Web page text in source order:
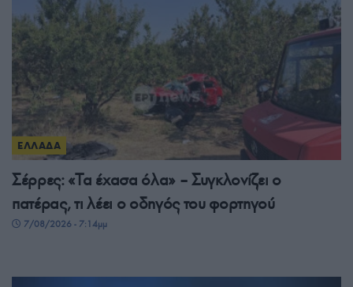
ΕΛΛΑΔΑ
Σέρρες: «Τα έχασα όλα» – Συγκλονίζει ο
πατέρας, τι λέει ο οδηγός του φορτηγού
7/08/2026 - 7:14μμ